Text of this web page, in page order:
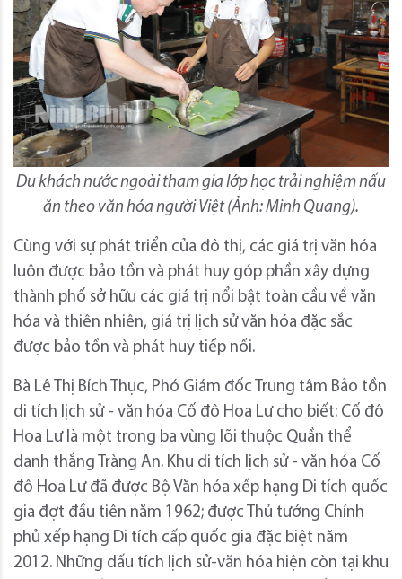
Du khách nước ngoài tham gia lớp học trải nghiệm nấu
ăn theo văn hóa người Việt (Ảnh: Minh Quang).
Cùng với sự phát triển của đô thị, các giá trị văn hóa
luôn được bảo tồn và phát huy góp phần xây dựng
thành phố sở hữu các giá trị nổi bật toàn cầu về văn
hóa và thiên nhiên, giá trị lịch sử văn hóa đặc sắc
được bảo tồn và phát huy tiếp nối.
Bà Lê Thị Bích Thục, Phó Giám đốc Trung tâm Bảo tồn
di tích lịch sử - văn hóa Cố đô Hoa Lư cho biết: Cố đô
Hoa Lư là một trong ba vùng lõi thuộc Quần thể
danh thắng Tràng An. Khu di tích lịch sử - văn hóa Cố
đô Hoa Lư đã được Bộ Văn hóa xếp hạng Di tích quốc
gia đợt đầu tiên năm 1962; được Thủ tướng Chính
phủ xếp hạng Di tích cấp quốc gia đặc biệt năm
2012. Những dấu tích lịch sử-văn hóa hiện còn tại khu